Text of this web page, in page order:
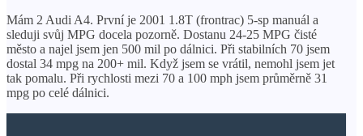
Mám 2 Audi A4. První je 2001 1.8T (frontrac) 5-sp manuál a
sleduji svůj MPG docela pozorně. Dostanu 24-25 MPG čisté
město a najel jsem jen 500 mil po dálnici. Při stabilních 70 jsem
dostal 34 mpg na 200+ mil. Když jsem se vrátil, nemohl jsem jet
tak pomalu. Při rychlosti mezi 70 a 100 mph jsem průměrně 31
mpg po celé dálnici.